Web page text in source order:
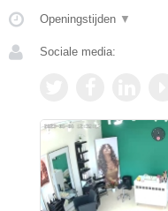
Openingstijden ▼
Sociale media: